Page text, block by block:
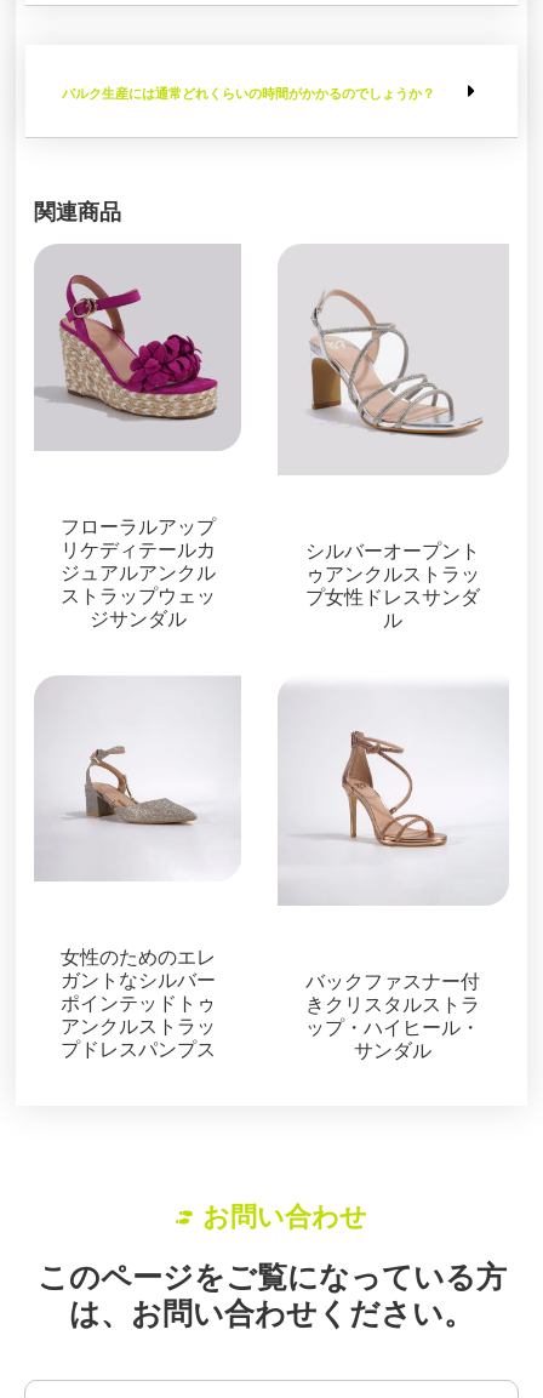
バルク生産には通常どれくらいの時間がかかるのでしょうか？
関連商品
フローラルアップ
リケディテールカ
ジュアルアンクル
ストラップウェッ
ジサンダル
シルバーオープント
ゥアンクルストラッ
プ女性ドレスサンダ
ル
女性のためのエレ
ガントなシルバー
ポインテッドトゥ
アンクルストラッ
プドレスパンプス
バックファスナー付
きクリスタルストラ
ップ・ハイヒール・
サンダル
お問い合わせ
このページをご覧になっている方
は、お問い合わせください。